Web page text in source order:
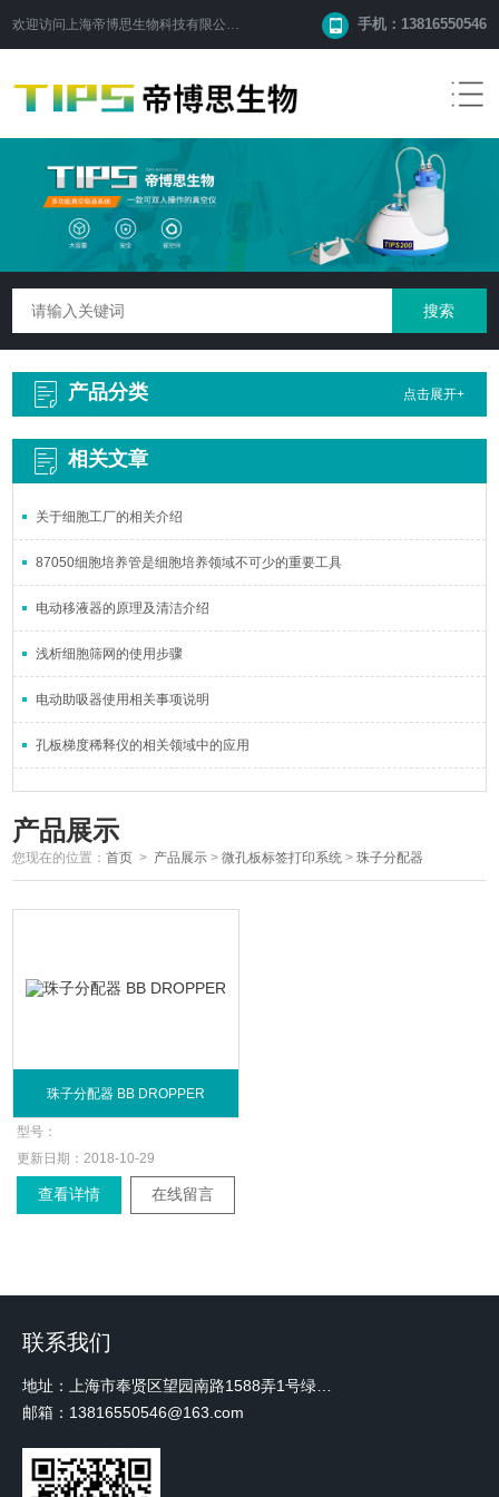
欢迎访问 上海帝博思生物科技有限公司 手机：13816550546
产品分类 点击展开+
相关文章
关于细胞工厂的相关介绍
87050细胞培养管是细胞培养领域不可少的重要工具
电动移液器的原理及清洁介绍
浅析细胞筛网的使用步骤
电动助吸器使用相关事项说明
孔板梯度稀释仪的相关领域中的应用
产品展示
您现在的位置：首页 > 产品展示 >微孔板标签打印系统 >珠子分配器
珠子分配器 BB DROPPER
型号：
更新日期： 2018-10-29
查看详情 在线留言
联系我们
邮箱：13816550546@163.com